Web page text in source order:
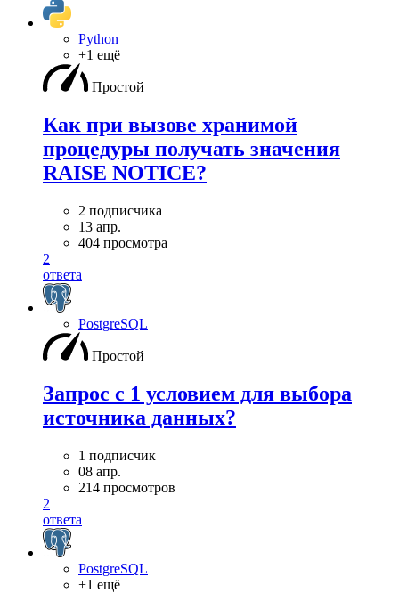
Python
+1 ещё
Простой
Как при вызове хранимой
процедуры получать значения
RAISE NOTICE?
2 подписчика
13 апр.
404 просмотра
2
ответа
PostgreSQL
Простой
Запрос с 1 условием для выбора
источника данных?
1 подписчик
08 апр.
214 просмотров
2
ответа
PostgreSQL
+1 ещё